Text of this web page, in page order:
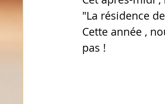
"La résidence
Cette année ,
pas !